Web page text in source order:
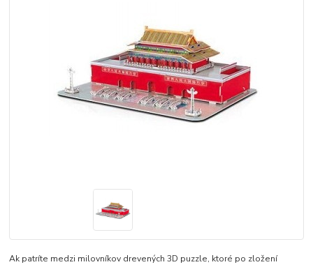
Ak patríte medzi milovníkov drevených 3D puzzle, ktoré po zložení